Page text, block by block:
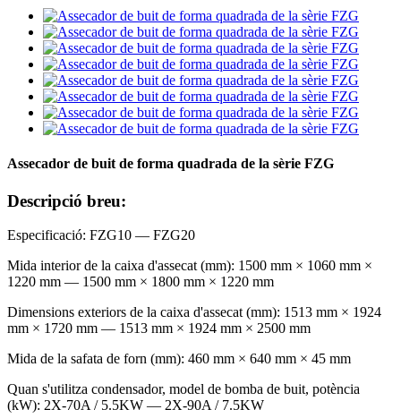
Assecador de buit de forma quadrada de la sèrie FZG
Descripció breu:
Especificació: FZG10 — FZG20
Mida interior de la caixa d'assecat (mm): 1500 mm × 1060 mm ×
1220 mm — 1500 mm × 1800 mm × 1220 mm
Dimensions exteriors de la caixa d'assecat (mm): 1513 mm × 1924
mm × 1720 mm — 1513 mm × 1924 mm × 2500 mm
Mida de la safata de forn (mm): 460 mm × 640 mm × 45 mm
Quan s'utilitza condensador, model de bomba de buit, potència
(kW): 2X-70A / 5.5KW — 2X-90A / 7.5KW